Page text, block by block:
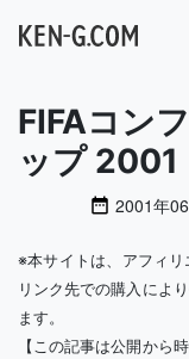
メインナ
FIFAコン
ップ 2001
2001年
※本サイトは、アフィリ
リンク先での購入によ
ます。
【この記事は公開から